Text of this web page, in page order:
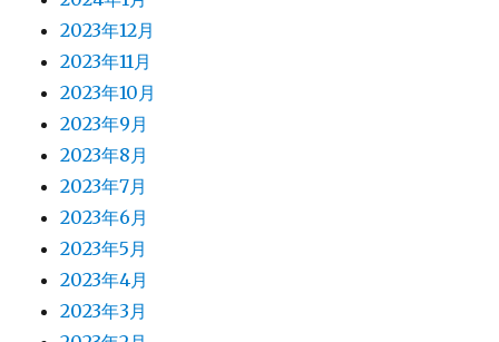
2023年12月
2023年11月
2023年10月
2023年9月
2023年8月
2023年7月
2023年6月
2023年5月
2023年4月
2023年3月